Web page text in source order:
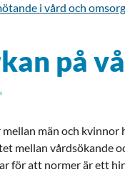
i vård och omsorg
på
män och kvinnor
mellan vårdsökande
för att normer är ett